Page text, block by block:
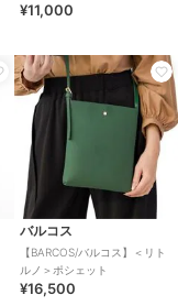
¥11,000
バルコス
【BARCOS/バルコス】＜リト
ルノ＞ポシェット
¥16,500